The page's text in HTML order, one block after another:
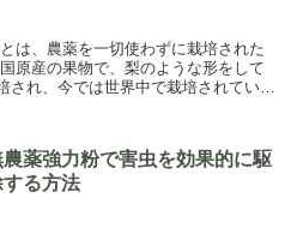
は、農薬を一切使わずに栽培された
原産の果物で、梨のような形をして
れ、今では世界中で栽培されていま
農薬強力粉で害虫を効果的に駆
する方法